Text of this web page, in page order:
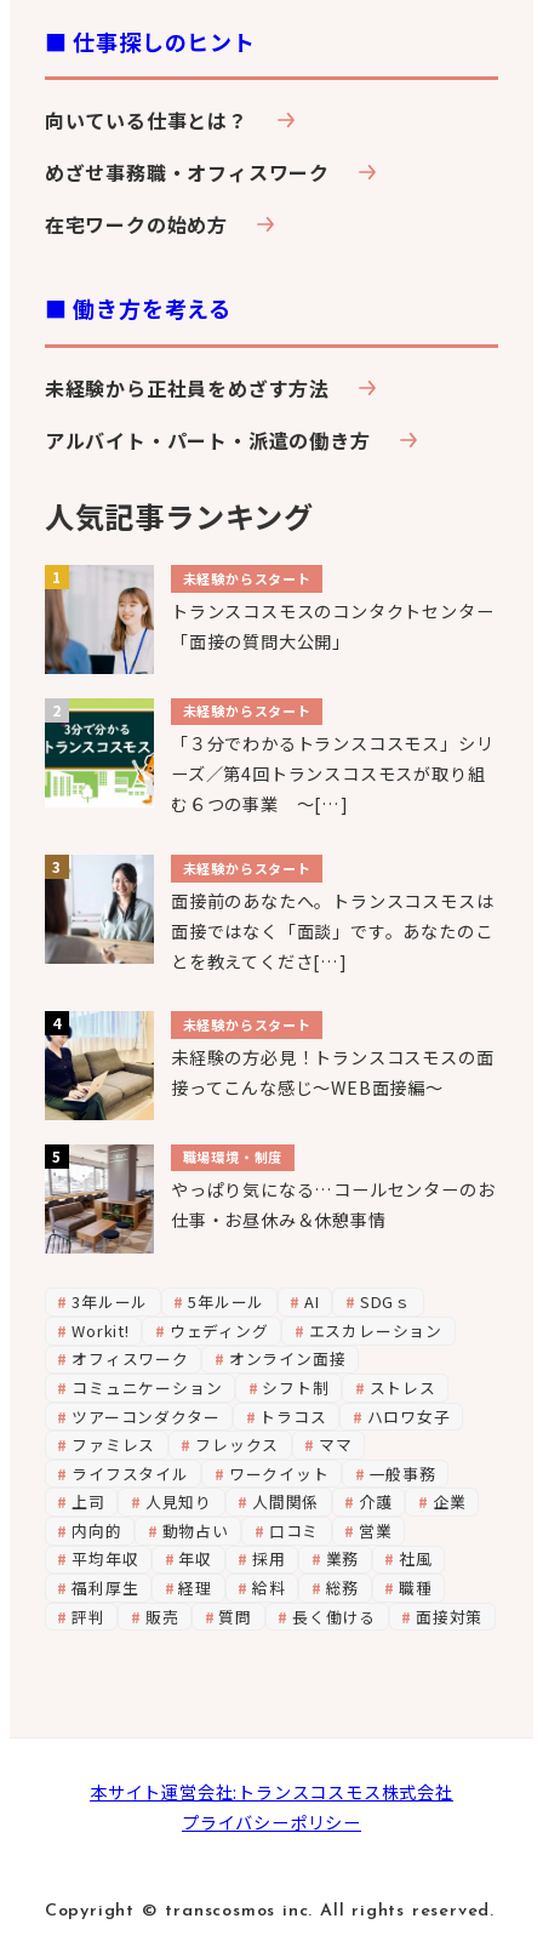
■ 仕事探しのヒント
向いている仕事とは？
めざせ事務職・オフィスワーク
在宅ワークの始め方
■ 働き方を考える
未経験から正社員をめざす方法
アルバイト・パート・派遣の働き方
人気記事ランキング
未経験からスタート
トランスコスモスのコンタクトセンター
「面接の質問大公開」
未経験からスタート
「３分でわかるトランスコスモス」シリ
ーズ／第4回トランスコスモスが取り組
む６つの事業 ～[…]
未経験からスタート
面接前のあなたへ。トランスコスモスは
面接ではなく「面談」です。あなたのこ
とを教えてくださ[…]
未経験からスタート
未経験の方必見！トランスコスモスの面
接ってこんな感じ～WEB面接編～
職場環境・制度
やっぱり気になる…コールセンターのお
仕事・お昼休み＆休憩事情
3年ルール 5年ルール AI
SDGｓ
Workit!
ウェディング
エスカレーション
オフィスワーク
オンライン面接
コミュニケーション
シフト制
ストレス
ツアーコンダクター
トラコス
ハロワ女子
ファミレス
フレックス
ママ
ライフスタイル
ワークイット
一般事務
上司
人見知り 人間関係 介護
企業
内向的
動物占い 口コミ
営業
平均年収
年収 採用 業務
社風
福利厚生
経理 給料 総務
職種
評判
販売 質問 長く働ける 面接対策
本サイト運営会社:トランスコスモス株式会社
プライバシーポリシー
Copyright © transcosmos inc. All rights reserved.